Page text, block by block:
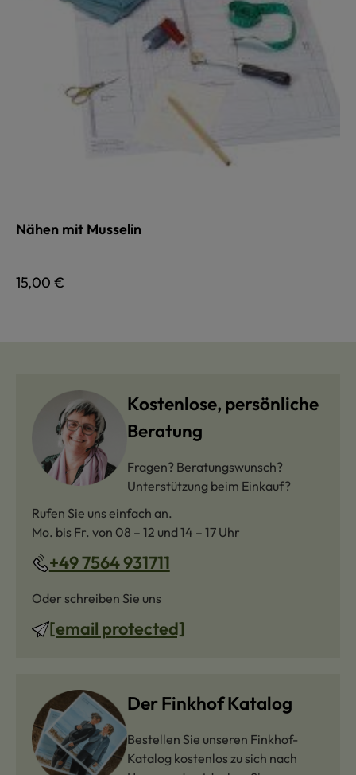
Nähen mit Musselin
Regulärer Preis:
15,00 €
Kostenlose, persönliche
Beratung
Fragen? Beratungswunsch?
Unterstützung beim Einkauf?
Rufen Sie uns einfach an.
Mo. bis Fr. von 08 – 12 und 14 – 17 Uhr
+49 7564 931711
Oder schreiben Sie uns
[email protected]
Der Finkhof Katalog
Bestellen Sie unseren Finkhof-
Katalog kostenlos zu sich nach